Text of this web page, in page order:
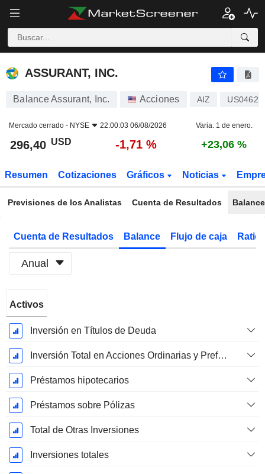
ASSURANT, INC.
ASSURANT, INC.
Balance Assurant, Inc. Acciones AIZ
Mercado cerrado - NYSE 22:00:03 06/08/2026 Varia. 1 de enero.
296,40 USD -1,71 % +23,06 %
Resumen Cotizaciones Gráficos Noticias
Previsiones de los Analistas Cuenta de Resultados Balance
Cuenta de Resultados Balance Flujo de caja
Anual
fiscal:
Diciembre
Activos
Inversión en Títulos de Deuda
Inversión Total en Acciones Ordinarias y Preferentes
Préstamos hipotecarios
Préstamos sobre Pólizas
Total de Otras Inversiones
Inversiones totales